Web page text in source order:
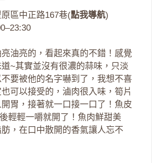
區中正路167巷(點我導航)
油亮的，看起來真的不錯！感覺
~其實並沒有很濃的蒜味，只淡
要被他的名字嚇到了，我想不喜
可以接受的，滷肉很入味，筍片
胃，接著就一口接一口了！魚皮
輕輕一嚼就開了！魚肉鮮甜美
，在口中散開的香氣讓人忘不